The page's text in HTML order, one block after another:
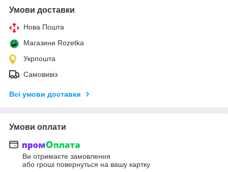
Умови доставки
Нова Пошта
Магазини Rozetka
Укрпошта
Самовивіз
Всі умови доставки
Умови оплати
Ви отримаєте замовлення
або гроші повернуться на вашу картку